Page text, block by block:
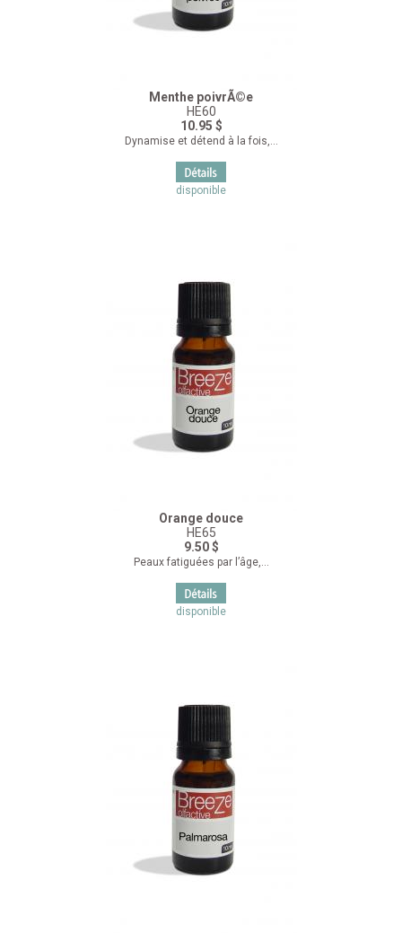
Menthe poivrÃ©e
HE60
10.95 $
Dynamise et détend à la fois,...
disponible
Orange douce
HE65
9.50 $
Peaux fatiguées par l’âge,...
disponible